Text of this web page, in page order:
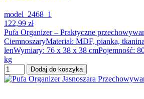
model_2468_1
122,99 zł
Pufa Organizer – Praktyczne
CiemnoszaryMateriał: MDF, pianka,
lenWymiary: 76 x 38 x 38 cmPojemność:
kg
Dodaj do koszyka